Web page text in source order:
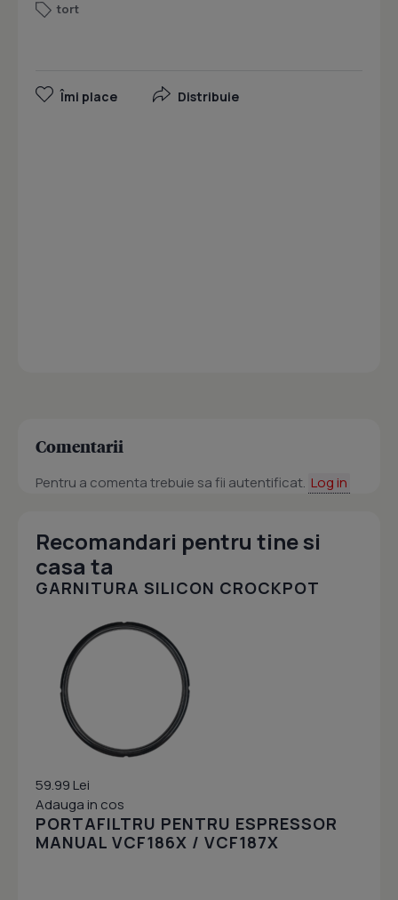
tort
Îmi place Distribuie
Comentarii
Pentru a comenta trebuie sa fii autentificat. Log in
Recomandari pentru tine si
casa ta
GARNITURA SILICON CROCKPOT
59.99 Lei
Adauga in cos
PORTAFILTRU PENTRU ESPRESSOR
MANUAL VCF186X / VCF187X